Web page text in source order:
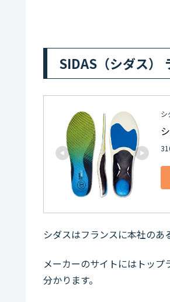
SIDAS（シダス）
シ
シダスはフランスに本社のあ
メーカーのサイトにはトップ
分かります。